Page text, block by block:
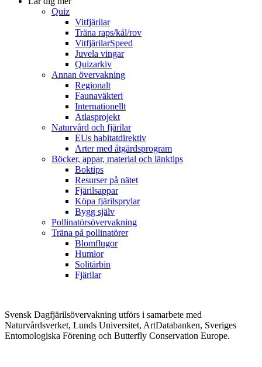
Quiz
Vitfjärilar
Träna raps/kål/rov
VitfjärilarSpeed
Juvela vingar
Quizarkiv
Annan övervakning
Regionalt
Faunaväkteri
Internationellt
Atlasprojekt
Naturvård och fjärilar
EUs habitatdirektiv
Arter med åtgärdsprogram
Böcker, appar, material och länktips
Boktips
Resurser på nätet
Fjärilsappar
Köpa fjärilsprylar
Bygg själv
Pollinatörsövervakning
Träna på pollinatörer
Blomflugor
Humlor
Solitärbin
Fjärilar
Svensk Dagfjärilsövervakning utförs i samarbete med
Naturvårdsverket, Lunds Universitet, ArtDatabanken, Sveriges
Entomologiska Förening och Butterfly Conservation Europe.